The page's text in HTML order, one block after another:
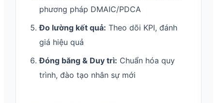
phương pháp DMAIC/PDCA
Đo lường kết quả: Theo dõi KPI, đánh
giá hiệu quả
Đóng băng & Duy trì: Chuẩn hóa quy
trình, đào tạo nhân sự mới